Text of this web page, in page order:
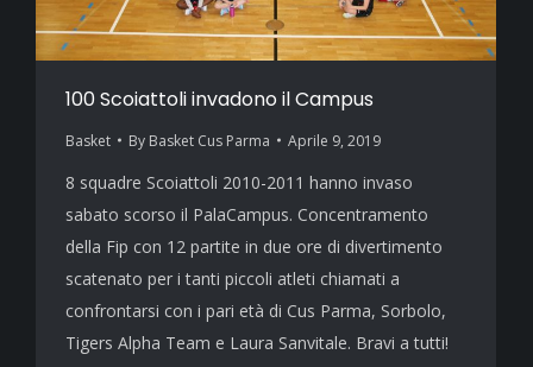
100 Scoiattoli invadono il Campus
Basket By Basket Cus Parma Aprile 9, 2019
8 squadre Scoiattoli 2010-2011 hanno invaso
sabato scorso il PalaCampus. Concentramento
della Fip con 12 partite in due ore di divertimento
scatenato per i tanti piccoli atleti chiamati a
confrontarsi con i pari età di Cus Parma, Sorbolo,
Tigers Alpha Team e Laura Sanvitale. Bravi a tutti!